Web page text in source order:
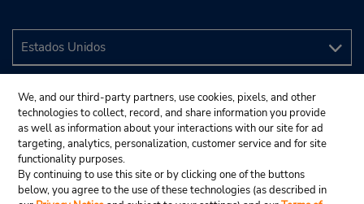
We, and our third-party partners, use cookies, pixels, and other
technologies to collect, record, and share information you provide
as well as information about your interactions with our site for ad
targeting, analytics, personalization, customer service and for site
functionality purposes.
By continuing to use this site or by clicking one of the buttons
below, you agree to the use of these technologies (as described in